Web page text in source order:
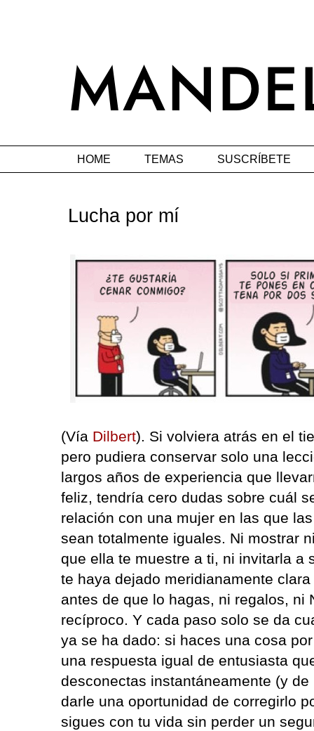
HOME TEMAS SUSCRÍBETE
Lucha por mí
(Vía Dilbert). Si volviera atrás en el
pero pudiera conservar solo una
largos años de experiencia que
feliz, tendría cero dudas sobre cuál
relación con una mujer en las que
sean totalmente iguales. Ni mostrar
que ella te muestre a ti, ni invitarla a
te haya dejado meridianamente
antes de que lo hagas, ni regalos, ni
recíproco. Y cada paso solo se da
ya se ha dado: si haces una cosa
una respuesta igual de entusiasta
desconectas instantáneamente (y
darle una oportunidad de corregirlo
sigues con tu vida sin perder un